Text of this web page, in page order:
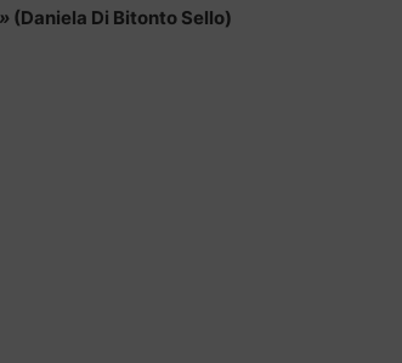
(Daniela Di Bitonto Sello)